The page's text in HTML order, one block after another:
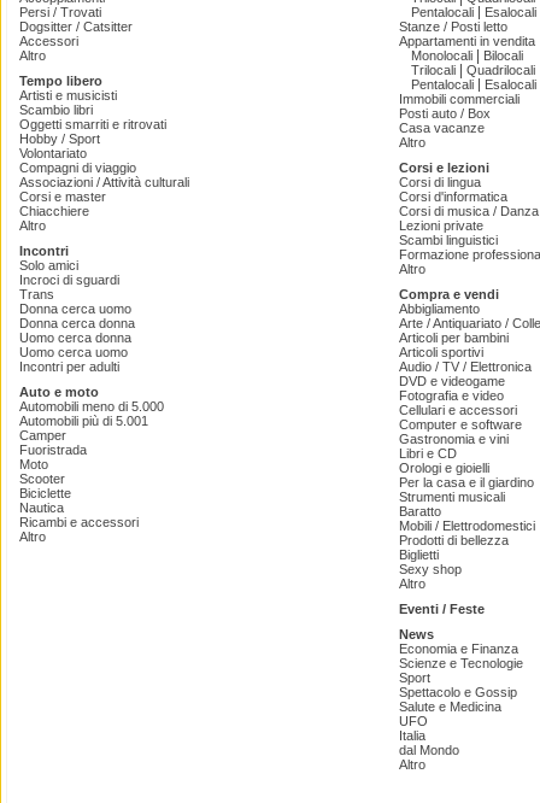
Persi / Trovati
Dogsitter / Catsitter
Accessori
Altro
Tempo libero
Artisti e musicisti
Scambio libri
Oggetti smarriti e ritrovati
Hobby / Sport
Volontariato
Compagni di viaggio
Associazioni / Attività culturali
Corsi e master
Chiacchiere
Altro
Incontri
Solo amici
Incroci di sguardi
Trans
Donna cerca uomo
Donna cerca donna
Uomo cerca donna
Uomo cerca uomo
Incontri per adulti
Auto e moto
Automobili meno di 5.000
Automobili più di 5.001
Camper
Fuoristrada
Moto
Scooter
Biciclette
Nautica
Ricambi e accessori
Altro
Pentalocali
Esalocali
Stanze / Posti letto
Appartamenti in vendita
Monolocali
Bilocali
Trilocali
Quadrilocali
Pentalocali
Esalocali
Immobili commerciali
Posti auto / Box
Casa vacanze
Altro
Corsi e lezioni
Corsi di lingua
Corsi d'informatica
Corsi di musica /
Lezioni private
Scambi linguistici
Formazione
Altro
Compra e vendi
Abbigliamento
Arte / Antiquariato /
Articoli per bambini
Articoli sportivi
Audio / TV / Elettronica
DVD e videogame
Fotografia e video
Cellulari e accessori
Computer e software
Gastronomia e vini
Libri e CD
Orologi e gioielli
Per la casa e il giardino
Strumenti musicali
Baratto
Mobili / Elettrodomestici
Prodotti di bellezza
Biglietti
Sexy shop
Altro
Eventi / Feste
News
Economia e Finanza
Scienze e Tecnologie
Sport
Spettacolo e Gossip
Salute e Medicina
UFO
Italia
dal Mondo
Altro